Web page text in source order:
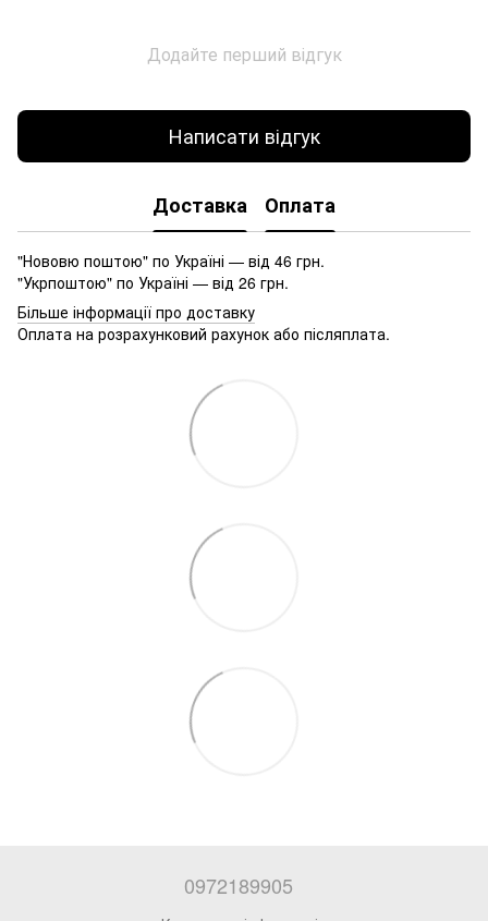
Додайте перший відгук
Написати відгук
Доставка Оплата
"Нововю поштою" по Україні — від 46 грн.
"Укрпоштою" по Україні — від 26 грн.
Більше інформації про доставку
Оплата на розрахунковий рахунок або післяплата.
0972189905